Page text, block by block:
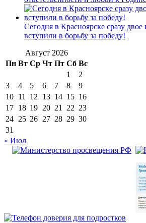
Сегодня в Красноярске сразу
вступили в борьбу за победу!
Август 2026
Пн Вт Ср Чт Пт Сб Вс
1
2
3
4 5 6 7 8
9
10 11 12 13 14 15 16
17 18 19 20 21 22 23
24 25 26 27 28 29 30
31
« Июл